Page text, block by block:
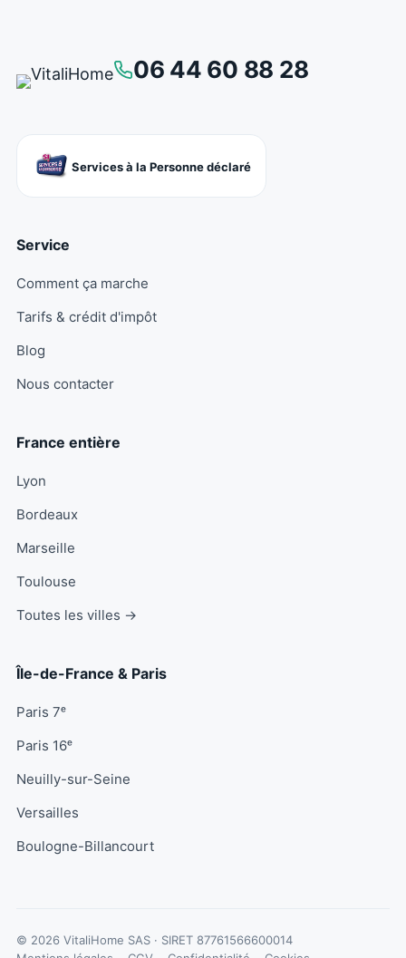
06 44 60 88 28
Services à la Personne déclaré
Service
Comment ça marche
Tarifs & crédit d'impôt
Blog
Nous contacter
France entière
Lyon
Bordeaux
Marseille
Toulouse
Toutes les villes →
Île-de-France & Paris
Paris 7ᵉ
Paris 16ᵉ
Neuilly-sur-Seine
Versailles
Boulogne-Billancourt
© 2026 VitaliHome SAS · SIRET 87761566600014